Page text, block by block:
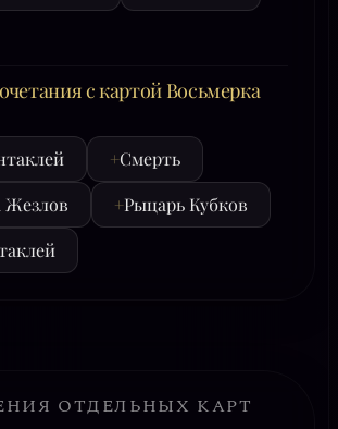
с картой Восьмерка
+Смерть
Жезлов +Рыцарь Кубков
ОТДЕЛЬНЫХ КАРТ